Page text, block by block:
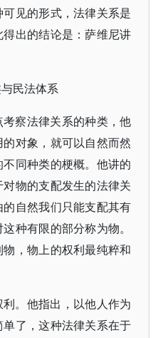
见的形式，法律关系是
出的结论是：萨维尼讲
与民法体系
察法律关系的种类，他
对象，就可以自然而然
同种类的梗概。他讲的
物的支配发生的法律关
自然我们只能支配其有
种有限的部分称为物。
，物上的权利最纯粹和
。他指出，以他人作为
了，这种法律关系在于